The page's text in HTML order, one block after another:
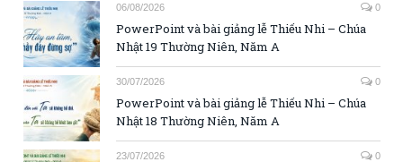
06/08/2026 0
PowerPoint và bài giảng lễ Thiếu Nhi – Chúa
Nhật 19 Thường Niên, Năm A
30/07/2026 0
PowerPoint và bài giảng lễ Thiếu Nhi – Chúa
Nhật 18 Thường Niên, Năm A
23/07/2026 0